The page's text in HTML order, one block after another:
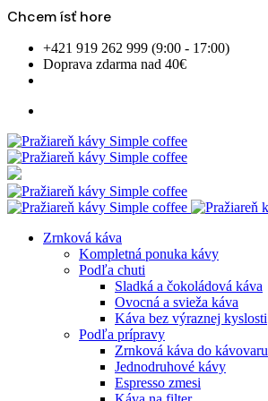
Chcem ísť hore
Skip
content
+421 919 262 999 (9:00 - 17:00)
Doprava zdarma nad 40€
Zrnková káva
Kompletná ponuka kávy
Podľa chuti
Sladká a čokoládová káva
Ovocná a svieža káva
Káva bez výraznej kyslosti
Podľa prípravy
Zrnková káva do kávovaru
Jednodruhové kávy
Espresso zmesi